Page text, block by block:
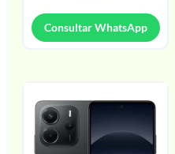
Consultar WhatsApp